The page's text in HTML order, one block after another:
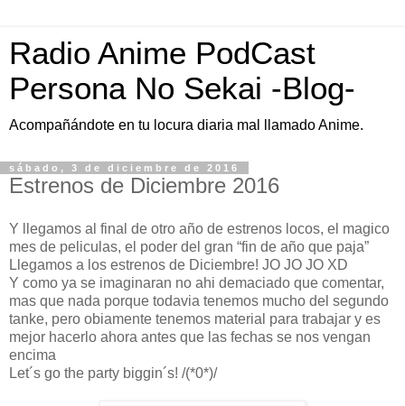
Radio Anime PodCast
Persona No Sekai -Blog-
Acompañándote en tu locura diaria mal llamado Anime.
sábado, 3 de diciembre de 2016
Estrenos de Diciembre 2016
Y llegamos al final de otro año de estrenos locos, el magico
mes de peliculas, el poder del gran “fin de año que paja”
Llegamos a los estrenos de Diciembre! JO JO JO XD
Y como ya se imaginaran no ahi demaciado que comentar,
mas que nada porque todavia tenemos mucho del segundo
tanke, pero obiamente tenemos material para trabajar y es
mejor hacerlo ahora antes que las fechas se nos vengan
encima
Let´s go the party biggin´s! /(*0*)/